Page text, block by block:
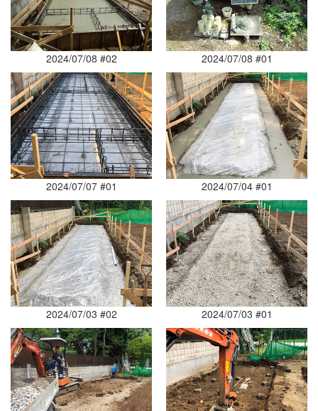
2024/07/08 #02 2024/07/08 #01
2024/07/07 #01 2024/07/04 #01
2024/07/03 #02 2024/07/03 #01